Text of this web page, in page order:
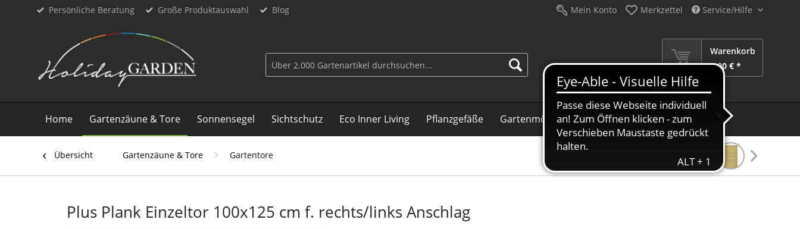
Persönliche Beratung Große Produktauswahl Blog Mein Konto Merkzettel Service/Hilfe
Warenkorb
0,00 € *
Home Gartenzäune & Tore Sonnensegel Sichtschutz Eco Inner Living Pflanzgefäße Gartenmöbel Schirme Dekoration Sale %
Übersicht Gartenzäune & Tore Gartentore
Plus Plank Einzeltor 100x125 cm f. rechts/links Anschlag